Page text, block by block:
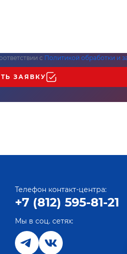
с Политикой обработки и
ЗАЯВКУ
Телефон контакт-центра:
+7 (812) 595-81-21
Мы в соц. сетях: